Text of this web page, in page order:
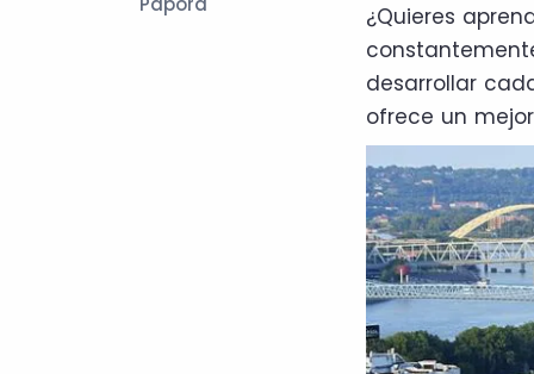
¿Quieres
desarrollar
ofrece un